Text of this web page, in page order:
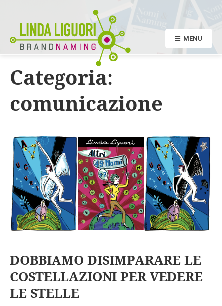
MENU
Categoria:
comunicazione
DOBBIAMO DISIMPARARE LE
COSTELLAZIONI PER VEDERE
LE STELLE